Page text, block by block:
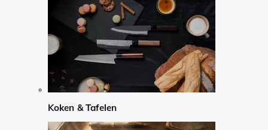
Koken & Tafelen